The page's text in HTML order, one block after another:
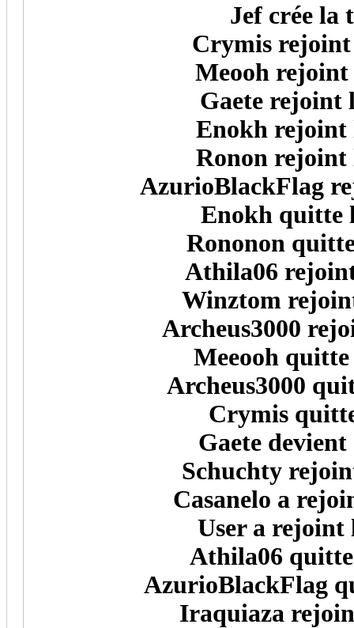
Jef crée la
Crymis rejoint
Meooh rejoint
Gaete rejoint
Enokh rejoint
Ronon rejoint
AzurioBlackFlag
Enokh quitte
Rononon
Athila06
Winztom
Archeus3000
Meeooh quitte
Archeus3000
Crymis
Gaete
Schuchty
Casanelo a
User a rejoint
Athila06 quitte
AzurioBlackFlag
Iraquiaza